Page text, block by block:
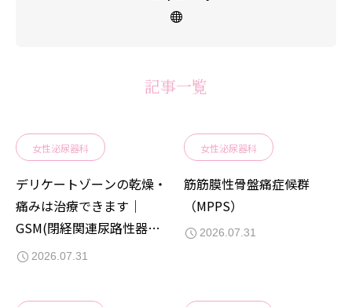
記事一覧
女性泌尿器科
デリケートゾーンの乾燥・
痛みは治療できます｜
GSM(閉経関連尿路性器症
候群)の症状と治し方
2026.07.31
女性泌尿器科
筋筋膜性骨盤痛症候群
（MPPS）
2026.07.31